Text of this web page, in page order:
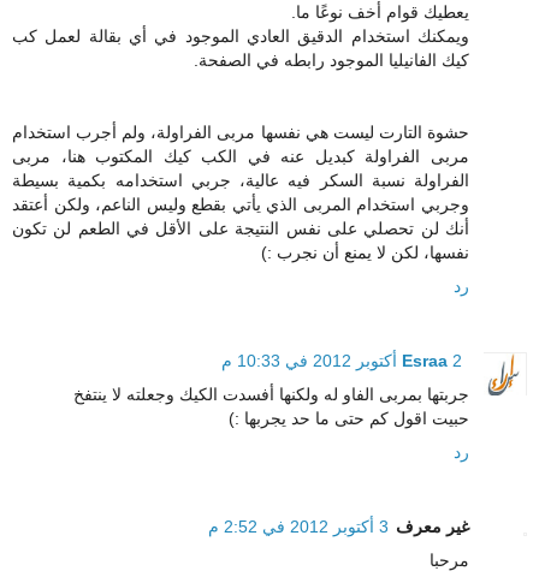
يعطيك قوام أخف نوعًا ما.
ويمكنك استخدام الدقيق العادي الموجود في أي بقالة لعمل كب
كيك الفانيليا الموجود رابطه في الصفحة.
حشوة التارت ليست هي نفسها مربى الفراولة، ولم أجرب استخدام
مربى الفراولة كبديل عنه في الكب كيك المكتوب هنا، مربى
الفراولة نسبة السكر فيه عالية، جربي استخدامه بكمية بسيطة
وجربي استخدام المربى الذي يأتي بقطع وليس الناعم، ولكن أعتقد
أنك لن تحصلي على نفس النتيجة على الأقل في الطعم لن تكون
نفسها، لكن لا يمنع أن نجرب :)
رد
Esraa 2 أكتوبر 2012 في 10:33 م
جربتها بمربى الفاو له ولكنها أفسدت الكيك وجعلته لا ينتفخ
حبيت اقول كم حتى ما حد يجربها :)
رد
غير معرف 3 أكتوبر 2012 في 2:52 م
مرحبا